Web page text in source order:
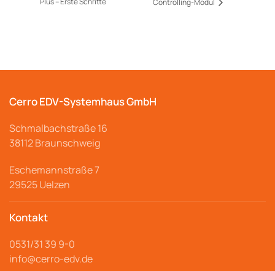
Controlling-Modul
Cerro EDV-Systemhaus GmbH
Schmalbachstraße16
38112 Braunschweig
Eschemannstraße 7
29525 Uelzen
Kontakt
0531/31 39 9-0
info@cerro-edv.de